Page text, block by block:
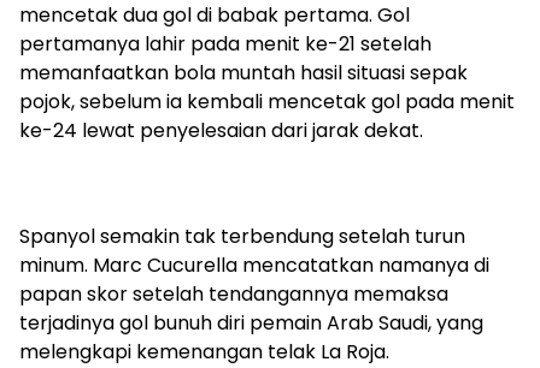
mencetak dua gol di babak pertama. Gol
pertamanya lahir pada menit ke-21 setelah
memanfaatkan bola muntah hasil situasi sepak
pojok, sebelum ia kembali mencetak gol pada menit
ke-24 lewat penyelesaian dari jarak dekat.
Spanyol semakin tak terbendung setelah turun
minum. Marc Cucurella mencatatkan namanya di
papan skor setelah tendangannya memaksa
terjadinya gol bunuh diri pemain Arab Saudi, yang
melengkapi kemenangan telak La Roja.